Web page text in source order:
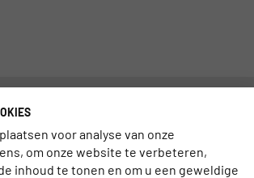
BERICHTEN
voor analyse van onze
om onze website te verbeteren,
inhoud te tonen en om u een geweldige